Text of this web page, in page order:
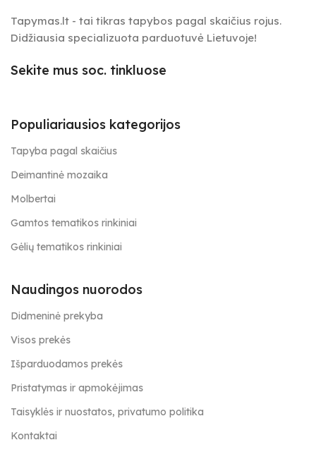
Tapymas.lt - tai tikras tapybos pagal skaičius rojus.
Didžiausia specializuota parduotuvė Lietuvoje!
Sekite mus soc. tinkluose
Populiariausios kategorijos
Tapyba pagal skaičius
Deimantinė mozaika
Molbertai
Gamtos tematikos rinkiniai
Gėlių tematikos rinkiniai
Naudingos nuorodos
Didmeninė prekyba
Visos prekės
Išparduodamos prekės
Pristatymas ir apmokėjimas
Taisyklės ir nuostatos, privatumo politika
Kontaktai